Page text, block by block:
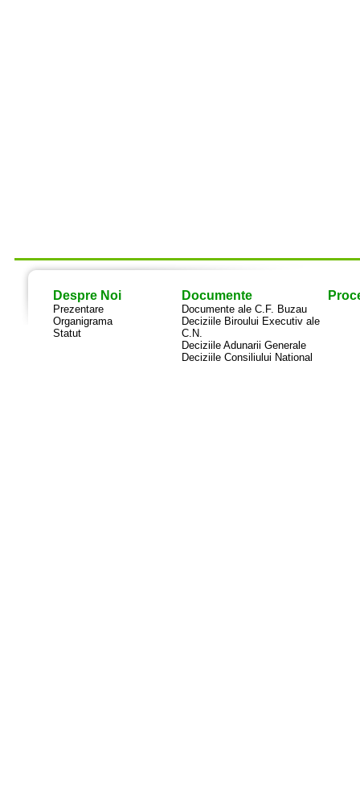
Despre Noi
Prezentare
Organigrama
Statut
Documente
Documente ale C.F. Buzau
Deciziile Biroului Executiv ale
C.N.
Deciziile Adunarii Generale
Deciziile Consiliului National